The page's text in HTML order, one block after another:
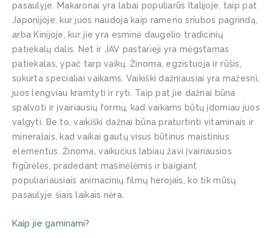
pasaulyje. Makaronai yra labai populiarūs Italijoje, taip pat
Japonijoje, kur juos naudoja kaip rameno sriubos pagrindą,
arba Kinijoje, kur jie yra esminė daugelio tradicinių
patiekalų dalis. Net ir JAV pastarieji yra mėgstamas
patiekalas, ypač tarp vaikų. Žinoma, egzistuoja ir rūšis,
sukurta specialiai vaikams. Vaikiški dažniausiai yra mažesni,
juos lengviau kramtyti ir ryti. Taip pat jie dažnai būna
spalvoti ir įvairiausių formų, kad vaikams būtų įdomiau juos
valgyti. Be to, vaikiški dažnai būna praturtinti vitaminais ir
mineralais, kad vaikai gautų visus būtinus maistinius
elementus. Žinoma, vaikučius labiau žavi įvairiausios
figūrėlės, pradedant mašinėlėmis ir baigiant
populiariausiais animacinių filmų herojais, ko tik mūsų
pasaulyje šiais laikais nėra.
Kaip jie gaminami?